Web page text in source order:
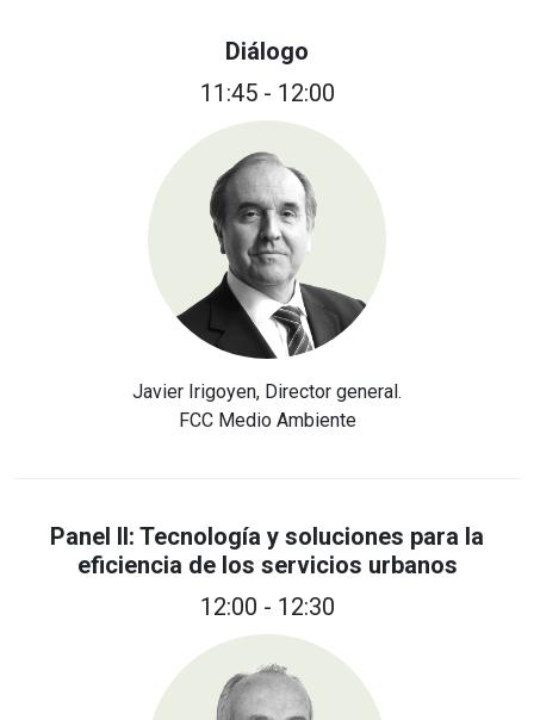
Diálogo
11:45 - 12:00
Javier Irigoyen, Director general.
FCC Medio Ambiente
Panel II: Tecnología y soluciones para la
eficiencia de los servicios urbanos
12:00 - 12:30